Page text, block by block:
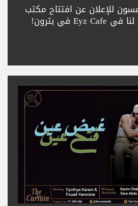
للإعلان عن افتتاح مكتب
التذاكر الجديد التابع لنا في Eyz Cafe في بترون!
بسهولة في المدينة الجميلة
بحجز تذاكر سلس —